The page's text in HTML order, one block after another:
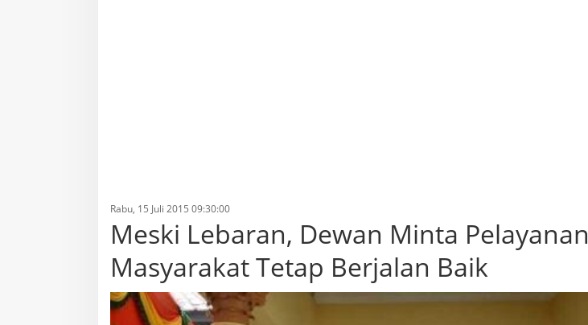
Rabu, 15 Juli 2015 09:30:00
Meski Lebaran, Dewan Minta Pelayanan
Masyarakat Tetap Berjalan Baik